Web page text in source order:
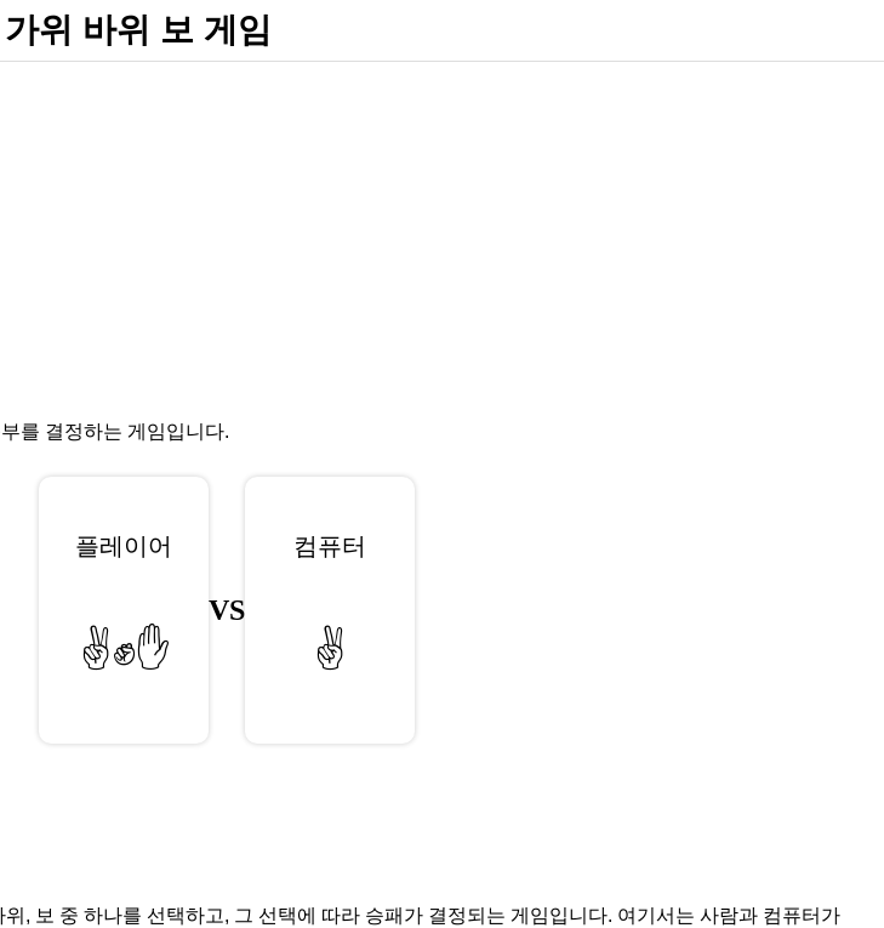
가위 바위 보 게임
를 결정하는 게임입니다.
플레이어
✌️✊✋
VS
컴퓨터
✋
, 보 중 하나를 선택하고, 그 선택에 따라 승패가 결정되는 게임입니다. 여기서는 사람과 컴퓨터가